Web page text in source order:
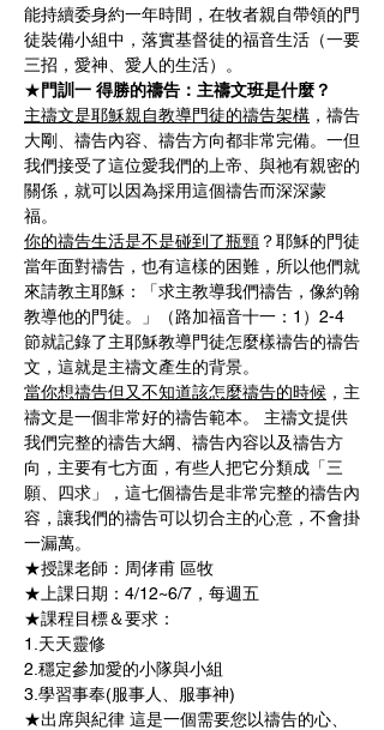
能持續委身約一年時間，在牧者親自帶領的門
徒裝備小組中，落實基督徒的福音生活（一要
三招，愛神、愛人的生活）。
★門訓一 得勝的禱告：主禱文班是什麼？
主禱文是耶穌親自教導門徒的禱告架構 ，禱告
大剛、禱告內容、禱告方向都非常完備。一但
我們接受了這位愛我們的上帝、與祂有親密的
關係，就可以因為採用這個禱告而深深蒙
福。
你的禱告生活是不是碰到了瓶頸 ？耶穌的門徒
當年面對禱告，也有這樣的困難，所以他們就
來請教主耶穌：「求主教導我們禱告，像約翰
教導他的門徒。」（路加福音十一：1）2-4
節就記錄了主耶穌教導門徒怎麼樣禱告的禱告
文，這就是主禱文產生的背景。
當你想禱告但又不知道該怎麼禱告的時候 ，主
禱文是一個非常好的禱告範本。 主禱文提供
我們完整的禱告大綱、禱告內容以及禱告方
向，主要有七方面，有些人把它分類成「三
願、四求」，這七個禱告是非常完整的禱告內
容，讓我們的禱告可以切合主的心意，不會掛
一漏萬。
★授課老師：周侾甫 區牧
★上課日期：4/12~6/7，每週五
★課程目標＆要求：
1.天天靈修
2.穩定參加愛的小隊與小組
3.學習事奉(服事人、服事神)
★出席與紀律 這是一個需要您以禱告的心、